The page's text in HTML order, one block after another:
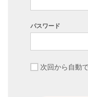
パスワード
次回から自動